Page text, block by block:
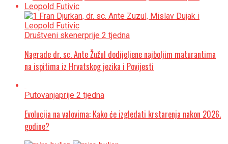
Društveni skenerprije 2 tjedna
Nagrade dr. sc. Ante Žužul dodijeljene najboljim maturantima
na ispitima iz Hrvatskog jezika i Povijesti
Putovanjaprije 2 tjedna
Evolucija na valovima: Kako će izgledati krstarenja nakon 2026.
godine?